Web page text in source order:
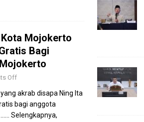
Mojokerto
Bagi
Off
akrab disapa Ning Ita
bagi anggota
…… Selengkapnya,